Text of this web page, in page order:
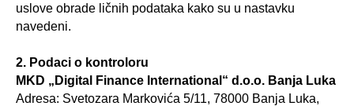
uslove obrade ličnih podataka kako su u nastavku
navedeni.
2. Podaci o kontroloru
MKD „Digital Finance International“ d.o.o. Banja Luka
Adresa: Svetozara Markovića 5/11, 78000 Banja Luka,